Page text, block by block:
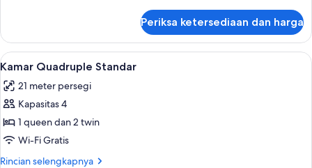
Kamar
Triple
Standar
Periksa ketersediaan dan harga
Lihat
semua
foto
untuk
Kamar
Quadruple
Standar
Kamar Quadruple Standar | Meja
6
Kamar Quadruple Standar
21 meter persegi
Kapasitas 4
1 queen dan 2 twin
Wi-Fi Gratis
Rincian selengkapnya
Rincian